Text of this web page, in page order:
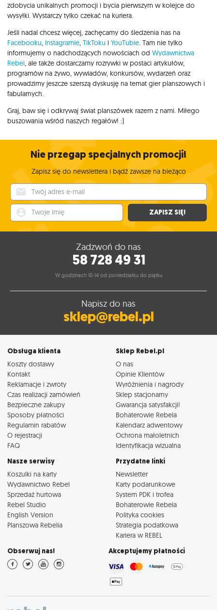
zdobycia unikalnych promocji i bycia pierwszym w kolejce do
wysyłki. Wystarczy tylko czekać na kuriera.
Jeśli nadal chcesz więcej, zachęcamy do śledzenia nas na
Facebooku, Instagramie, TikToku i YouTubie. Tam nie tylko
informujemy o nadchodzących nowościach od Wydawnictwa
Rebel, ale także dostarczamy rozrywki w postaci artykułów,
programów na żywo, wywiadów, konkursów, wydarzeń oraz
prowadzimy jeszcze szerszą dyskusję na temat gier planszowych i
fabularnych.
Graj, baw się i odkrywaj świat planszówek razem z nami. Miłego
buszowania wśród naszych regałów! :)
Nie przegap specjalnych promocji!
Zapisz się do newslettera i bądź zawsze na bieżąco
ZAPISZ SIĘ!
Zadzwoń do nas
58 728 49 31
W godzinach 10-14 od poniedziałku do piątku
Napisz do nas
sklep@rebel.pl
Obsługa klienta
Koszty dostawy
Kontakt
Reklamacje i zwroty
Czas realizacji zamówień
Bezpieczne zakupy
Sposoby płatności
Regulamin rabatów
O rejestracji
FAQ
Sklep Rebel.pl
O nas
Opinie Klientów
Wyróżnienia i nagrody
Sklep stacjonarny
Gwarancja satysfakcji!
Bohaterowie Rebela
Kalendarz adwentowy
Ochrona małoletnich
Identyfikacja wizualna
Nasze serwisy
Koszulki na karty
Wydawnictwo Rebel
Sprzedaż hurtowa
Rebel Studio
English Version
Planszowa Rebelia
Przydatne linki
Newsletter
Karty podarunkowe
System PDK i trofea
Bohaterowie Rebela
Polityka cookies
Strategia podatkowa
Kariera w REBEL
Obserwuj nas! Akceptujemy płatności